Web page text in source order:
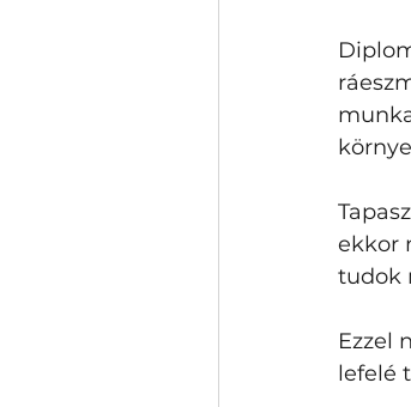
ekkor
tudok
Ezzel
lefelé